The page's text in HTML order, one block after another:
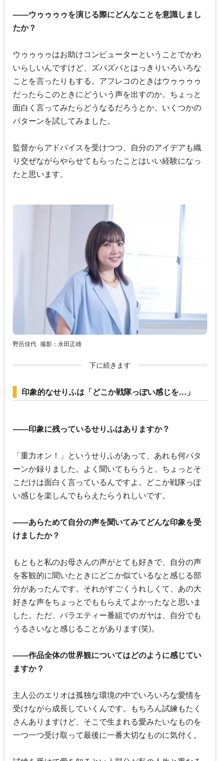
――ウゥゥゥゥを演じる際にどんなことを意識しまし
たか？
ウゥゥゥゥはお助けコンピューターということでかわ
いらしいんですけど、ズバズバとはっきりいろいろな
ことを言ったりもする。アフレコのときはウゥゥゥゥ
だったらこのときにどういう声を出すのか。ちょっと
面白く言ってみたらどうなるだろうとか、いくつかの
パターンを試してみました。
監督からアドバイスを受けつつ、自分のアイデアも織
り交ぜながらやらせてもらったことはいい経験になっ
たと思います。
野呂佳代 撮影：永田正雄
下に続きます
印象的なせりふは「どこか戦隊っぽい感じを…」
――印象に残っているせりふはありますか？
「重力オン！」というせりふがあって、あれも何パタ
ーンか録りました。よく聞いてもらうと、ちょっとそ
こだけは面白く言っているんですよ。どこか戦隊っぽ
い感じを楽しんでもらえたらうれしいです。
――あらためて自分の声を聞いてみてどんな印象を受
けましたか？
もともと私のお母さんの声がとても好きで、自分の声
を客観的に聞いたときにどこか似ているなと感じる部
分があったんです。それがすごくうれしくて、あの大
好きな声をちょっとでももらえてよかったなと思いま
した。ただ、バラエティー番組でのガヤは、自分でも
うるさいなと感じることがあります(笑)。
――作品全体の世界観についてはどのように感じてい
ますか？
主人公のエリオは孤独な環境の中でいろいろな愛情を
受けながら成長していくんです。もちろん試練もたく
さんありますけど、そこで生まれる愛みたいなものを
一つ一つ受け取って最後に一番大切なものに気付く。